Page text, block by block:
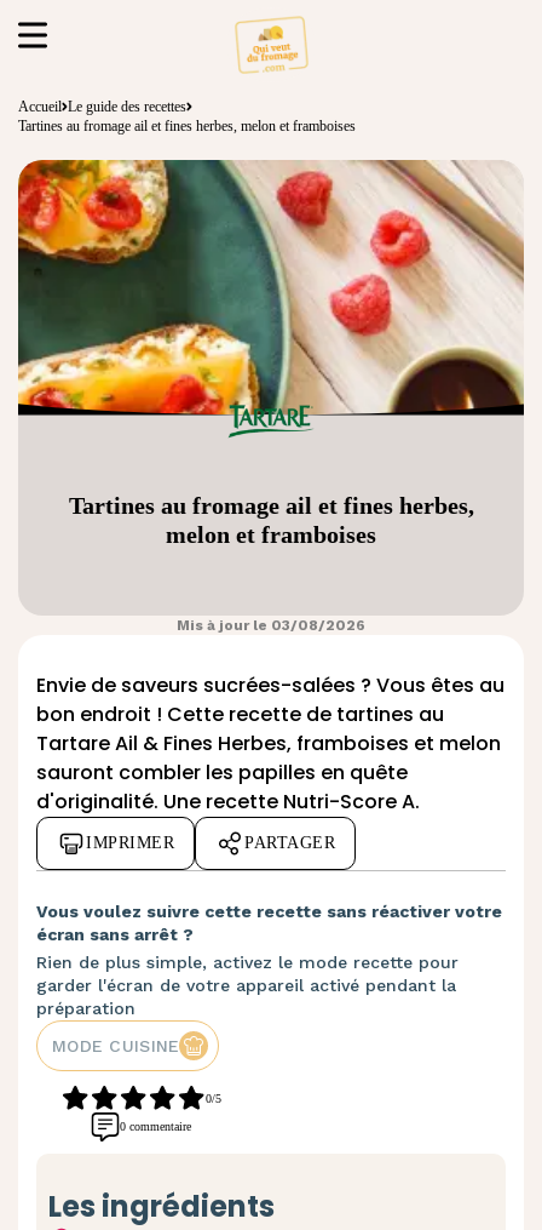
Accueil Le guide des recettes
Tartines au fromage ail et fines herbes, melon et framboises
Tartines au fromage ail et fines herbes,
melon et framboises
Mis à jour le 03/08/2026
Envie de saveurs sucrées-salées ? Vous êtes au
bon endroit ! Cette recette de tartines au
Tartare Ail & Fines Herbes, framboises et melon
sauront combler les papilles en quête
d'originalité. Une recette Nutri-Score A.
IMPRIMER PARTAGER
Vous voulez suivre cette recette sans réactiver votre
écran sans arrêt ?
Rien de plus simple, activez le mode recette pour
garder l'écran de votre appareil activé pendant la
préparation
MODE CUISINE
0/5
0 commentaire
Les ingrédients